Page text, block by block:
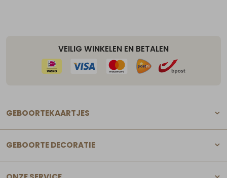
VEILIG WINKELEN EN BETALEN
GEBOORTEKAARTJES
GEBOORTE DECORATIE